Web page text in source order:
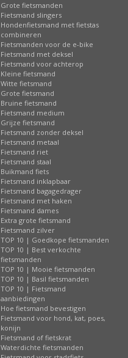
Grote fietsmanden
Fietsmand slingers
Hondenfietsmand met fietstas
combineren
Fietsmanden voor de e-bike
Fietsmand met deksel
Fietsmand voor achterop
Kleine fietsmand
Witte fietsmand
Grote fietsmand
Bruine fietsmand
Fietsmand medium
Grijze fietsmand
Fietsmand zonder deksel
Fietsmand metaal
Fietsmand riet
Fietsmand staal
Buikmand fiets
Fietsmand inklapbaar
Fietsmand bagagedrager
Fietsmand met haken
Fietsmand dames
Extra grote fietsmand
Fietsmand zilver
TOP 10 | Goedkope fietsmanden
TOP 10 | Best verkochte
fietsmanden
TOP 10 | Mooie fietsmanden
TOP 10 | Basil fietsmanden
TOP 10 | Fietsmand
aanbiedingen
Hoe fietsmand bevestigen
Fietsmand voor hond, kat, poes,
konijn
Fietsmand of fietskrat
Waterdichte fietsmanden